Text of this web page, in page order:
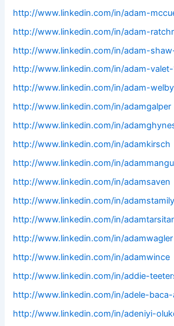
http://www.linkedin.com/in/adam-
http://www.linkedin.com/in/adam-
http://www.linkedin.com/in/adam-
http://www.linkedin.com/in/adam-valet-
http://www.linkedin.com/in/adam-
http://www.linkedin.com/in/adamgalper
http://www.linkedin.com/in/
http://www.linkedin.com/in/adamkirsch
http://www.linkedin.com/in/
http://www.linkedin.com/in/adamsaven
http://www.linkedin.com/in/
http://www.linkedin.com/in/
http://www.linkedin.com/in/adamwagler
http://www.linkedin.com/in/adamwince
http://www.linkedin.com/in/addie-
http://www.linkedin.com/in/adele-
http://www.linkedin.com/in/adeniyi-